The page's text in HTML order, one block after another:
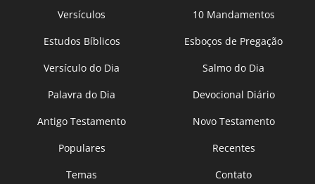
Versículos
10 Mandamentos
Estudos Bíblicos
Esboços de Pregação
Versículo do Dia
Salmo do Dia
Palavra do Dia
Devocional Diário
Antigo Testamento
Novo Testamento
Populares
Recentes
Temas
Contato